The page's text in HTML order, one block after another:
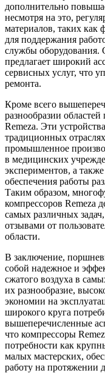
дополнительно
несмотря на это,
материалов, таких как
для поддержания
службы оборудования.
предлагает широкий
сервисных услуг, что
ремонта.
Кроме всего
разнообразии
Remeza. Эти
традиционных
промышленное
в медицинских
экспериментов, а также
обеспечения работы
Таким образом,
компрессоров Remeza
самых различных
отзывами от
области.
В заключение,
собой надежное и
сжатого воздуха в
их разнообразие,
экономии на
широкого круга
вышеперечисленные
что компрессоры
потребности как
малых мастерских,
работу на протяжении